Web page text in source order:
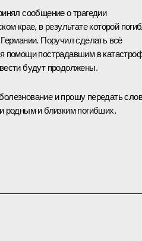
сообщение о трагедии
крае, в результате которой
Поручил сделать всё
помощи пострадавшим в
будут продолжены.
и прошу передать
родным и близким погибших.